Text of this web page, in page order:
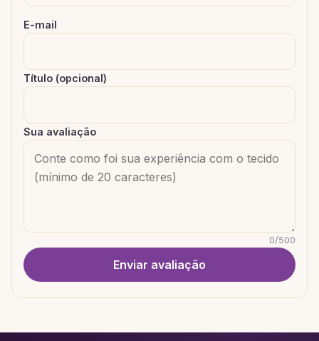
E-mail
Título (opcional)
Sua avaliação
0/500
Enviar avaliação